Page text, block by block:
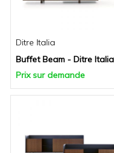
Ditre Italia
Buffet Beam - Ditre Italia
Prix sur demande